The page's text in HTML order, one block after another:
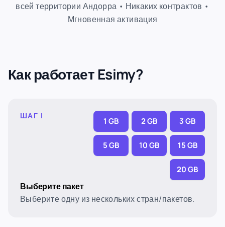
всей территории Андорра • Никаких контрактов •
Мгновенная активация
Как работает Esimy?
ШАГ I
1 GB 2 GB 3 GB
5 GB 10 GB 15 GB
20 GB
Выберите пакет
Выберите одну из нескольких стран/пакетов.